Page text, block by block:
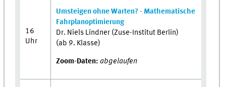
16
Uhr
Umsteigen ohne Warten? - Mathematische
Fahrplanoptimierung
Dr. Niels Lindner (Zuse-Institut Berlin)
(ab 9. Klasse)
Zoom-Daten: abgelaufen